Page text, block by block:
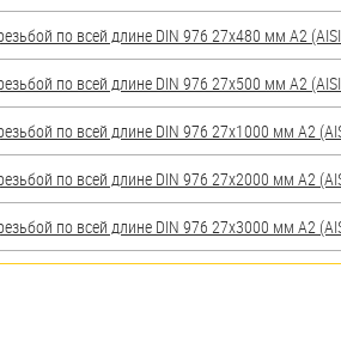
по всей длине DIN 976 27х480 мм А2
по всей длине DIN 976 27х500 мм А2
по всей длине DIN 976 27х1000 мм А2
по всей длине DIN 976 27х2000 мм А2
по всей длине DIN 976 27х3000 мм А2